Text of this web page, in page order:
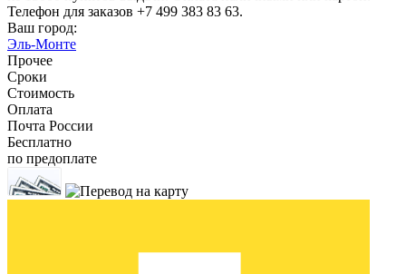
Телефон для заказов +7 499 383 83 63.
Ваш город:
Эль-Монте
Прочее
Сроки
Стоимость
Оплата
Почта России
Бесплатно
по предоплате